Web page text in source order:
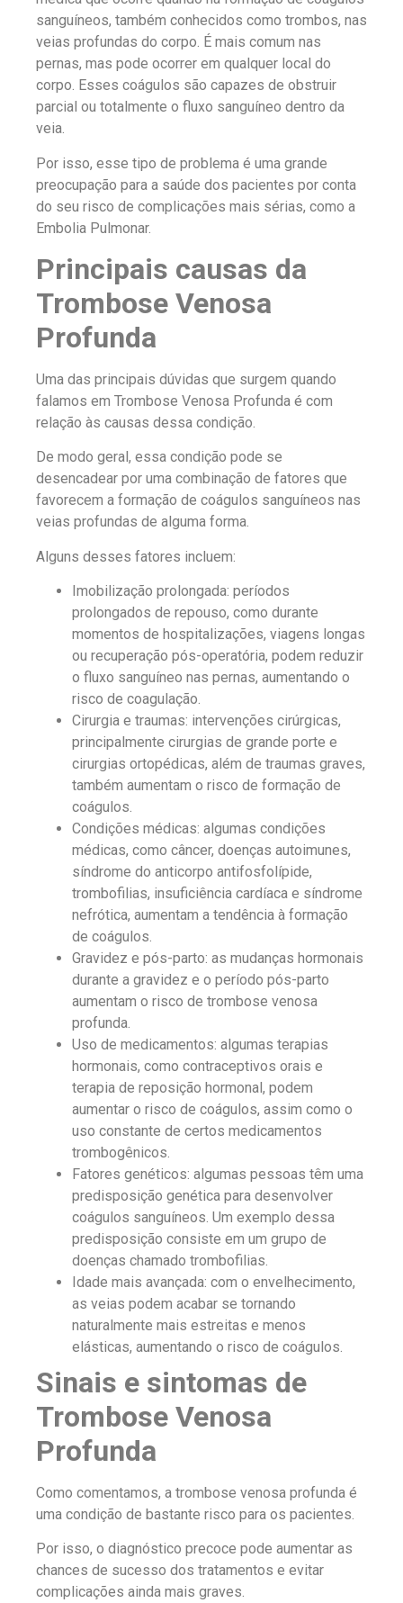
sanguíneos, também conhecidos como trombos, nas
veias profundas do corpo. É mais comum nas
pernas, mas pode ocorrer em qualquer local do
corpo. Esses coágulos são capazes de obstruir
parcial ou totalmente o fluxo sanguíneo dentro da
veia.
Por isso, esse tipo de problema é uma grande
preocupação para a saúde dos pacientes por conta
do seu risco de complicações mais sérias, como a
Embolia Pulmonar.
Principais causas da
Trombose Venosa
Profunda
Uma das principais dúvidas que surgem quando
falamos em Trombose Venosa Profunda é com
relação às causas dessa condição.
De modo geral, essa condição pode se
desencadear por uma combinação de fatores que
favorecem a formação de coágulos sanguíneos nas
veias profundas de alguma forma.
Alguns desses fatores incluem:
Imobilização prolongada: períodos
prolongados de repouso, como durante
momentos de hospitalizações, viagens longas
ou recuperação pós-operatória, podem reduzir
o fluxo sanguíneo nas pernas, aumentando o
risco de coagulação.
Cirurgia e traumas: intervenções cirúrgicas,
principalmente cirurgias de grande porte e
cirurgias ortopédicas, além de traumas graves,
também aumentam o risco de formação de
coágulos.
Condições médicas: algumas condições
médicas, como câncer, doenças autoimunes,
síndrome do anticorpo antifosfolípide,
trombofilias, insuficiência cardíaca e síndrome
nefrótica, aumentam a tendência à formação
de coágulos.
Gravidez e pós-parto: as mudanças hormonais
durante a gravidez e o período pós-parto
aumentam o risco de trombose venosa
profunda.
Uso de medicamentos: algumas terapias
hormonais, como contraceptivos orais e
terapia de reposição hormonal, podem
aumentar o risco de coágulos, assim como o
uso constante de certos medicamentos
trombogênicos.
Fatores genéticos: algumas pessoas têm uma
predisposição genética para desenvolver
coágulos sanguíneos. Um exemplo dessa
predisposição consiste em um grupo de
doenças chamado trombofilias.
Idade mais avançada: com o envelhecimento,
as veias podem acabar se tornando
naturalmente mais estreitas e menos
elásticas, aumentando o risco de coágulos.
Sinais e sintomas de
Trombose Venosa
Profunda
Como comentamos, a trombose venosa profunda é
uma condição de bastante risco para os pacientes.
Por isso, o diagnóstico precoce pode aumentar as
chances de sucesso dos tratamentos e evitar
complicações ainda mais graves.